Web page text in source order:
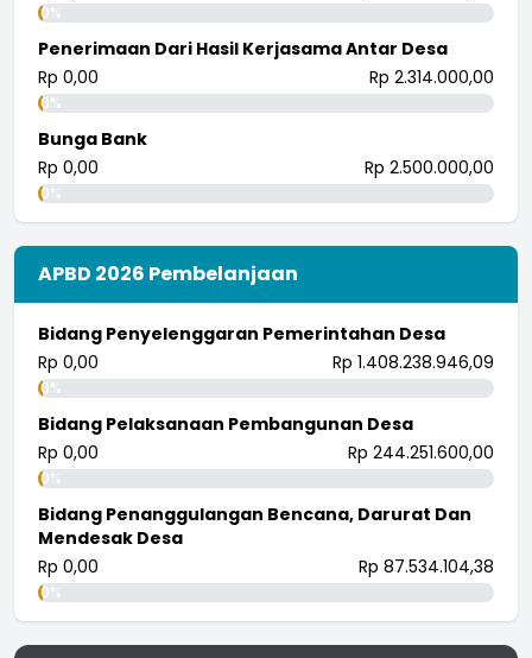
0%
Penerimaan Dari Hasil Kerjasama Antar Desa
Rp 0,00
Rp 2.314.000,00
0%
Bunga Bank
Rp 0,00
Rp 2.500.000,00
0%
APBD 2026 Pembelanjaan
Bidang Penyelenggaran Pemerintahan Desa
Rp 0,00
Rp 1.408.238.946,09
0%
Bidang Pelaksanaan Pembangunan Desa
Rp 0,00
Rp 244.251.600,00
0%
Bidang Penanggulangan Bencana, Darurat Dan
Mendesak Desa
Rp 0,00
Rp 87.534.104,38
0%